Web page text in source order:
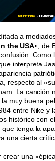
a
in the USA», de
Como
interpreta
respecto al
La canción
, la muy buena
entre Nike y
histórico con
que tenga la
una cierta
crear una